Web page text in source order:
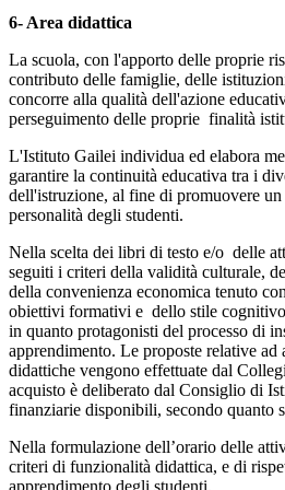
6- Area didattica
La scuola, con l'apporto delle proprie
contributo delle famiglie, delle
concorre alla qualità dell'azione
perseguimento delle proprie finalità
L'Istituto Gailei individua ed elabora
garantire la continuità educativa tra i
dell'istruzione, al fine di promuovere
personalità degli studenti.
Nella scelta dei libri di testo e/o delle
seguiti i criteri della validità culturale,
della convenienza economica tenuto
obiettivi formativi e dello stile
in quanto protagonisti del processo di
apprendimento. Le proposte relative
didattiche vengono effettuate dal
acquisto è deliberato dal Consiglio di
finanziarie disponibili, secondo quanto
Nella formulazione dell’orario delle
criteri di funzionalità didattica, e di
apprendimento degli studenti.